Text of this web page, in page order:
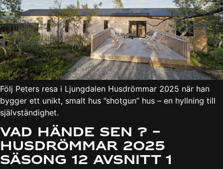
Följ Peters resa i Ljungdalen Husdrömmar 2025 när han
bygger ett unikt, smalt hus ”shotgun” hus – en hyllning till
självständighet.
Vad hände sen ? –
Husdrömmar 2025
Säsong 12 avsnitt 1